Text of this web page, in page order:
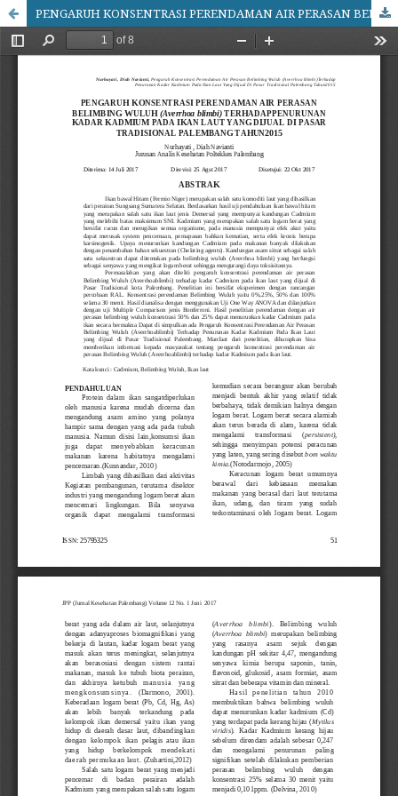
PENGARUH KONSENTRASI PERENDAMAN AIR PERASAN BELIMBING WULUH (Averrhoa blimbi) TERHADAPPENURUNAN KADAR KADMIUM PADA IKAN LAUT YANG DIJUAL DI PASAR TRADI